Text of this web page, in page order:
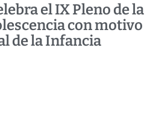
el IX Pleno de la
con motivo
de la Infancia